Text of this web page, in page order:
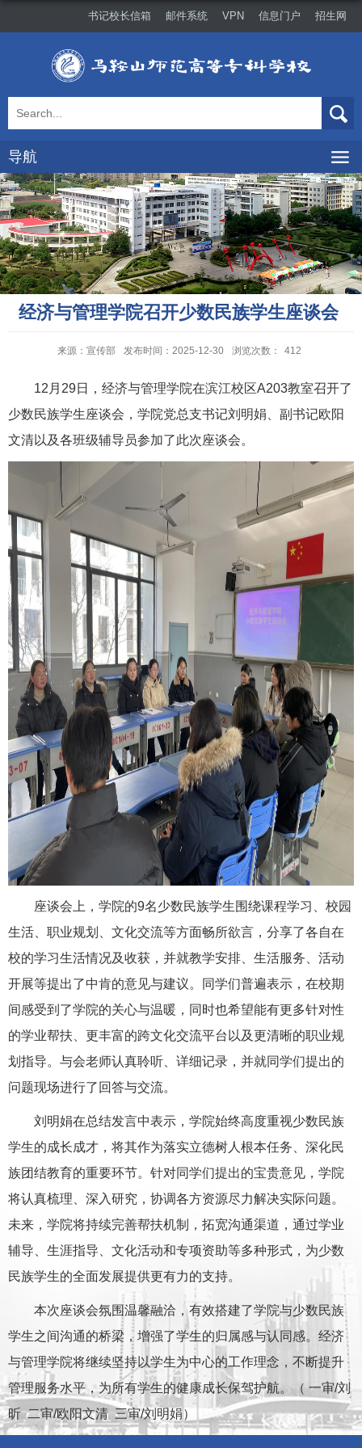
书记校长信箱 邮件系统 VPN 信息门户 招生网
导航
经济与管理学院召开少数民族学生座谈会 ​
来源：宣传部 发布时间：2025-12-30 浏览次数： 412
12月29日，经济与管理学院在滨江校区A203教室召开了
少数民族学生座谈会，学院党总支书记刘明娟、副书记欧阳
文清以及各班级辅导员参加了此次座谈会。
座谈会上，学院的9名少数民族学生围绕课程学习、校园
生活、职业规划、文化交流等方面畅所欲言，分享了各自在
校的学习生活情况及收获，并就教学安排、生活服务、活动
开展等提出了中肯的意见与建议。同学们普遍表示，在校期
间感受到了学院的关心与温暖，同时也希望能有更多针对性
的学业帮扶、更丰富的跨文化交流平台以及更清晰的职业规
划指导。与会老师认真聆听、详细记录，并就同学们提出的
问题现场进行了回答与交流。
刘明娟在总结发言中表示，学院始终高度重视少数民族
学生的成长成才，将其作为落实立德树人根本任务、深化民
族团结教育的重要环节。针对同学们提出的宝贵意见，学院
将认真梳理、深入研究，协调各方资源尽力解决实际问题。
未来，学院将持续完善帮扶机制，拓宽沟通渠道，通过学业
辅导、生涯指导、文化活动和专项资助等多种形式，为少数
民族学生的全面发展提供更有力的支持。
本次座谈会氛围温馨融洽，有效搭建了学院与少数民族
学生之间沟通的桥梁，增强了学生的归属感与认同感。经济
与管理学院将继续坚持以学生为中心的工作理念，不断提升
管理服务水平，为所有学生的健康成长保驾护航。（ 一审/刘
昕 二审/欧阳文清 三审/刘明娟）